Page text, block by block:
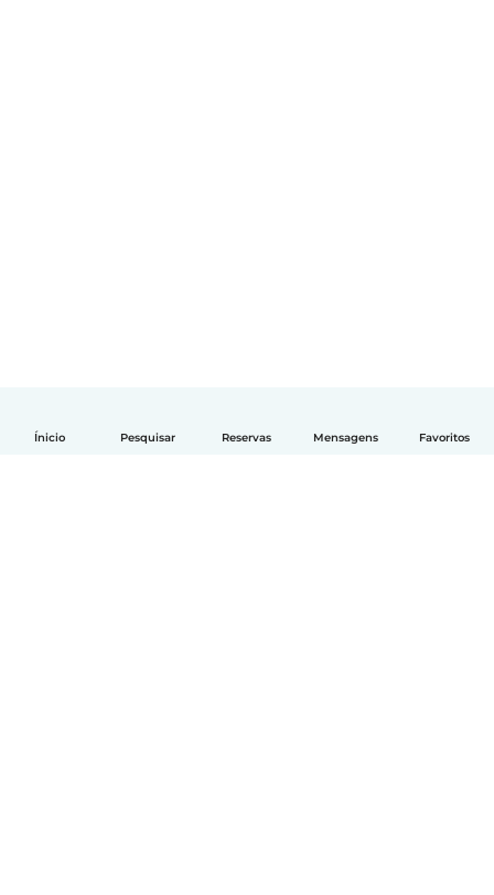
Ínicio Pesquisar Reservas Mensagens Favoritos